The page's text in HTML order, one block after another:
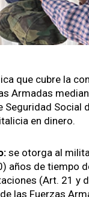
que cubre la
Armadas
Seguridad Social
en dinero.
se otorga al
años de tiempo
(Art. 21 y
las Fuerzas